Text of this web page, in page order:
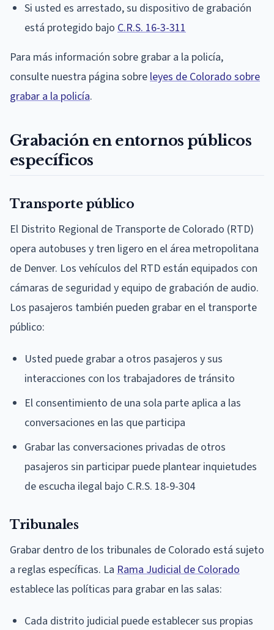
Si usted es arrestado, su dispositivo de grabación
está protegido bajo C.R.S. 16-3-311
Para más información sobre grabar a la policía,
consulte nuestra página sobreleyes de Colorado sobre
grabar a la policía.
Grabación en entornos públicos
específicos
Transporte público
El Distrito Regional de Transporte de Colorado (RTD)
opera autobuses y tren ligero en el área metropolitana
de Denver. Los vehículos del RTD están equipados con
cámaras de seguridad y equipo de grabación de audio.
Los pasajeros también pueden grabar en el transporte
público:
Usted puede grabar a otros pasajeros y sus
interacciones con los trabajadores de tránsito
El consentimiento de una sola parte aplica a las
conversaciones en las que participa
Grabar las conversaciones privadas de otros
pasajeros sin participar puede plantear inquietudes
de escucha ilegal bajo C.R.S. 18-9-304
Tribunales
Grabar dentro de los tribunales de Colorado está sujeto
a reglas específicas. La Rama Judicial de Colorado
establece las políticas para grabar en las salas:
Cada distrito judicial puede establecer sus propias